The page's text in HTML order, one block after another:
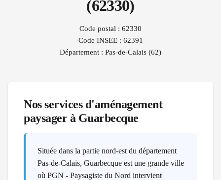
(62330)
Code postal : 62330
Code INSEE : 62391
Département : Pas-de-Calais (62)
Nos services d'aménagement
paysager à Guarbecque
Située dans la partie nord-est du département
Pas-de-Calais, Guarbecque est une grande ville
où PGN - Paysagiste du Nord intervient